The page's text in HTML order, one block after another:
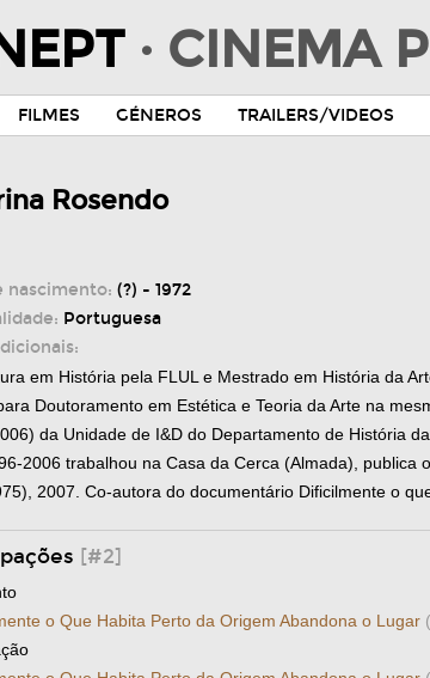
· CINEMA
FILMES GÉNEROS TRAILERS/VIDEOS
Rosendo
nascimento: (?) - 1972
Portuguesa
em História pela FLUL e Mestrado em História da
Doutoramento em Estética e Teoria da Arte na
da Unidade de I&D do Departamento de História da
2006 trabalhou na Casa da Cerca (Almada), publica
2007. Co-autora do documentário Dificilmente o
[#2]
o Que Habita Perto da Origem Abandona o Lugar